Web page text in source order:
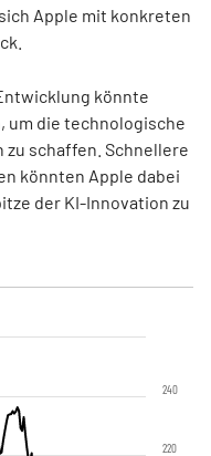
Apple mit konkreten
könnte
um die technologische
schaffen. Schnellere
könnten Apple dabei
der KI-Innovation zu
220
240